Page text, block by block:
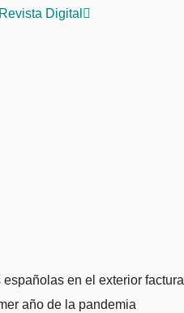
en el exterior
año de la pandemia